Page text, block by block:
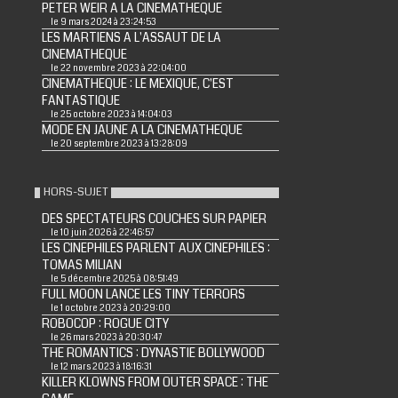
PETER WEIR A LA CINEMATHEQUE
le 9 mars 2024 à 23:24:53
LES MARTIENS A L'ASSAUT DE LA
CINEMATHEQUE
le 22 novembre 2023 à 22:04:00
CINEMATHEQUE : LE MEXIQUE, C'EST
FANTASTIQUE
le 25 octobre 2023 à 14:04:03
MODE EN JAUNE A LA CINEMATHEQUE
le 20 septembre 2023 à 13:28:09
HORS-SUJET
DES SPECTATEURS COUCHES SUR PAPIER
le 10 juin 2026 à 22:46:57
LES CINEPHILES PARLENT AUX CINEPHILES :
TOMAS MILIAN
le 5 décembre 2025 à 08:51:49
FULL MOON LANCE LES TINY TERRORS
le 1 octobre 2023 à 20:29:00
ROBOCOP : ROGUE CITY
le 26 mars 2023 à 20:30:47
THE ROMANTICS : DYNASTIE BOLLYWOOD
le 12 mars 2023 à 18:16:31
KILLER KLOWNS FROM OUTER SPACE : THE